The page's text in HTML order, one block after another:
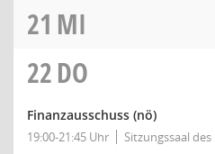
21 MI
22DO
Finanzausschuss (nö)
19:00-21:45 Uhr Sitzungssaal